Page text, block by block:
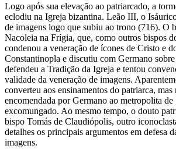
Logo após sua elevação ao patriarcado, a
eclodiu na Igreja bizantina. Leão III, o
de imagens logo que subiu ao trono (716). O
Nacoleia na Frígia, que, como outros bispos
condenou a veneração de ícones de Cristo e
Constantinopla e discutiu com Germano
defendeu a Tradição da Igreja e tentou
validade da veneração de imagens.
converteu aos ensinamentos do patriarca, mas
encomendada por Germano ao metropolita
excomungado. Ao mesmo tempo, o douto
bispo Tomás de Claudiópolis, outro
detalhes os principais argumentos em defesa
imagens.